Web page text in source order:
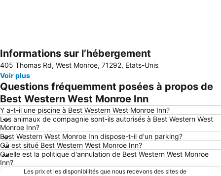
Agrandir la carte
Informations sur l’hébergement
405 Thomas Rd, West Monroe, 71292, Etats-Unis
Voir plus
Questions fréquemment posées à propos de
Best Western West Monroe Inn
Y a-t-il une piscine à Best Western West Monroe Inn?
Les animaux de compagnie sont-ils autorisés à Best Western West
Monroe Inn?
Best Western West Monroe Inn dispose-t-il d'un parking?
Où est situé Best Western West Monroe Inn?
Quelle est la politique d'annulation de Best Western West Monroe
Inn?
Les prix et les disponibilités que nous recevons des sites de